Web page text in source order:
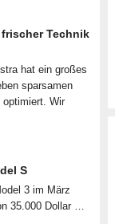
Technik
hat ein großes
sparsamen
optimiert. Wir
S
3 im März
35.000 Dollar …